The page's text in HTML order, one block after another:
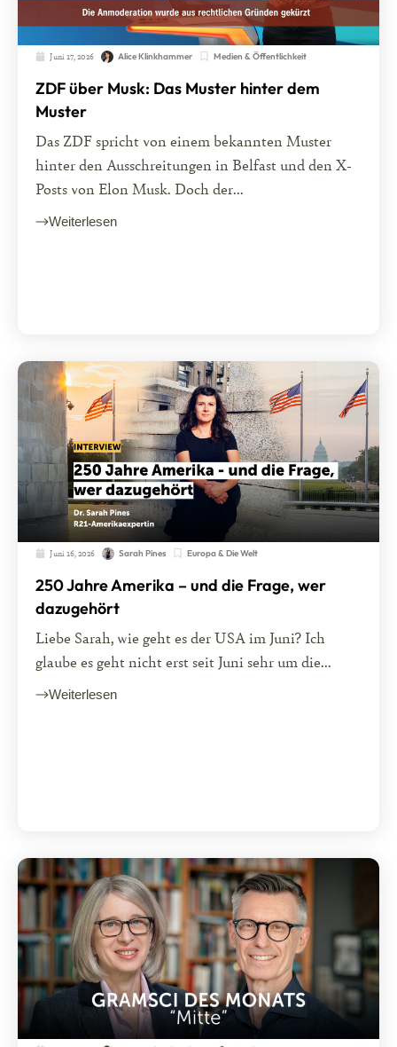
Juni 17, 2026 Alice Klinkhammer Medien & Öffentlichkeit
ZDF über Musk: Das Muster hinter dem
Muster
Das ZDF spricht von einem bekannten Muster
hinter den Ausschreitungen in Belfast und den X-
Posts von Elon Musk. Doch der...
Weiterlesen
Juni 16, 2026 Sarah Pines Europa & Die Welt
250 Jahre Amerika – und die Frage, wer
dazugehört
Liebe Sarah, wie geht es der USA im Juni? Ich
glaube es geht nicht erst seit Juni sehr um die...
Weiterlesen